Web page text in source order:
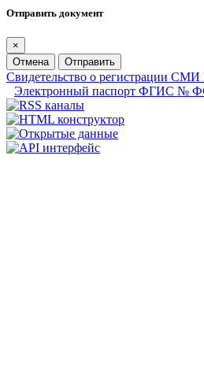
Отправить документ
×
Отмена
Отправить
Свидетельство о регистрации
Электронный паспорт ФГИС №